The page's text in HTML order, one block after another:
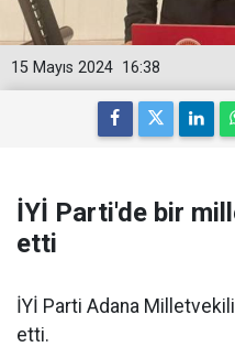
16:38
15 Mayıs 2024
İYİ Parti'de bir
etti
İYİ Parti Adana
etti.